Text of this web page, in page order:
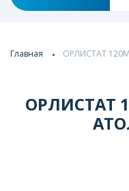
Главная ОРЛИСТАТ
ОРЛИСТАТ